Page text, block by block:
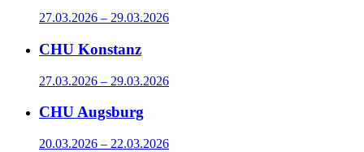
27.03.2026 – 29.03.2026
CHU Konstanz
27.03.2026 – 29.03.2026
CHU Augsburg
20.03.2026 – 22.03.2026